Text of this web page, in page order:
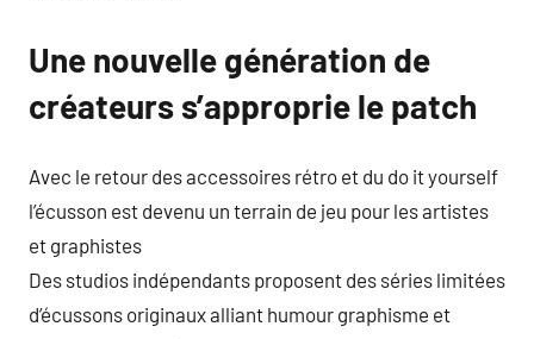
Une nouvelle génération de
créateurs s’approprie le patch
Avec le retour des accessoires rétro et du do it yourself
l’écusson est devenu un terrain de jeu pour les artistes
et graphistes
Des studios indépendants proposent des séries limitées
d’écussons originaux alliant humour graphisme et